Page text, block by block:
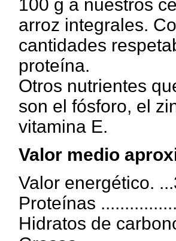
100 g a nuestros
arroz integrales.
cantidades
proteína.
Otros nutrientes
son el fósforo, el
vitamina E.
Valor medio
Valor energético.
Proteínas
Hidratos de